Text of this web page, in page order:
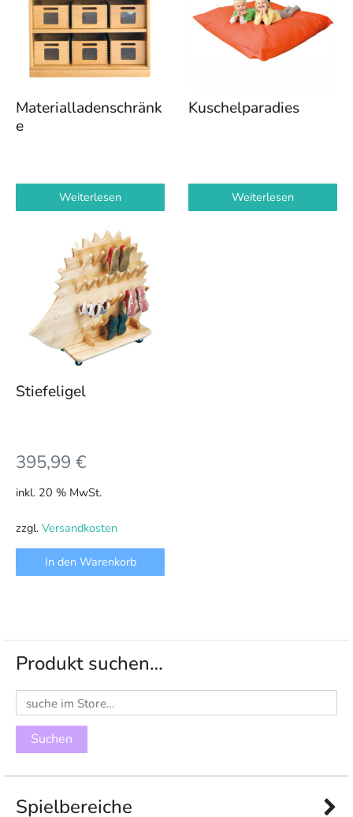
Materialladenschränk
e
Weiterlesen
Kuschelparadies
Weiterlesen
Stiefeligel
395,99 €
inkl. 20 % MwSt.
zzgl. Versandkosten
In den Warenkorb
Produkt suchen…
Suchen
nach:
Spielbereiche